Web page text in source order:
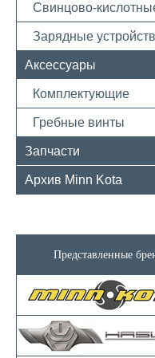
Свинцово-
Зарядные
Аксессуары
Комплектующие
Гребные винты
Запчасти
Архив Minn Kota
Представленные